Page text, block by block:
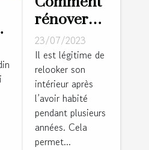
rénover
l'intérieur
de sa
maison ?
23/07/2023
Il est légitime de
relooker son
intérieur après
l’avoir habité
pendant plusieurs
années. Cela
permet...